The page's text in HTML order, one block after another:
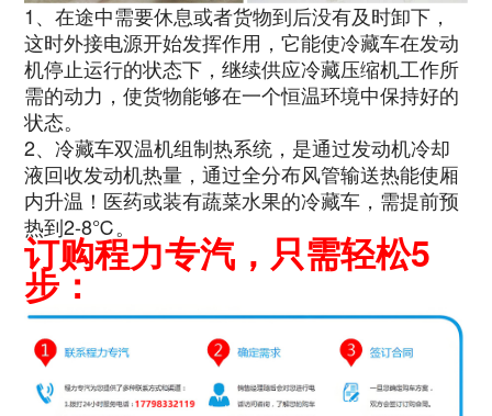
1、在途中需要休息或者货物到后没有及时卸下，
这时外接电源开始发挥作用，它能使冷藏车在发动
机停止运行的状态下，继续供应冷藏压缩机工作所
需的动力，使货物能够在一个恒温环境中保持好的
状态。
2、冷藏车双温机组制热系统，是通过发动机冷却
液回收发动机热量，通过全分布风管输送热能使厢
内升温！医药或装有蔬菜水果的冷藏车，需提前预
热到2-8℃。
订购程力专汽，只需轻松5
步：